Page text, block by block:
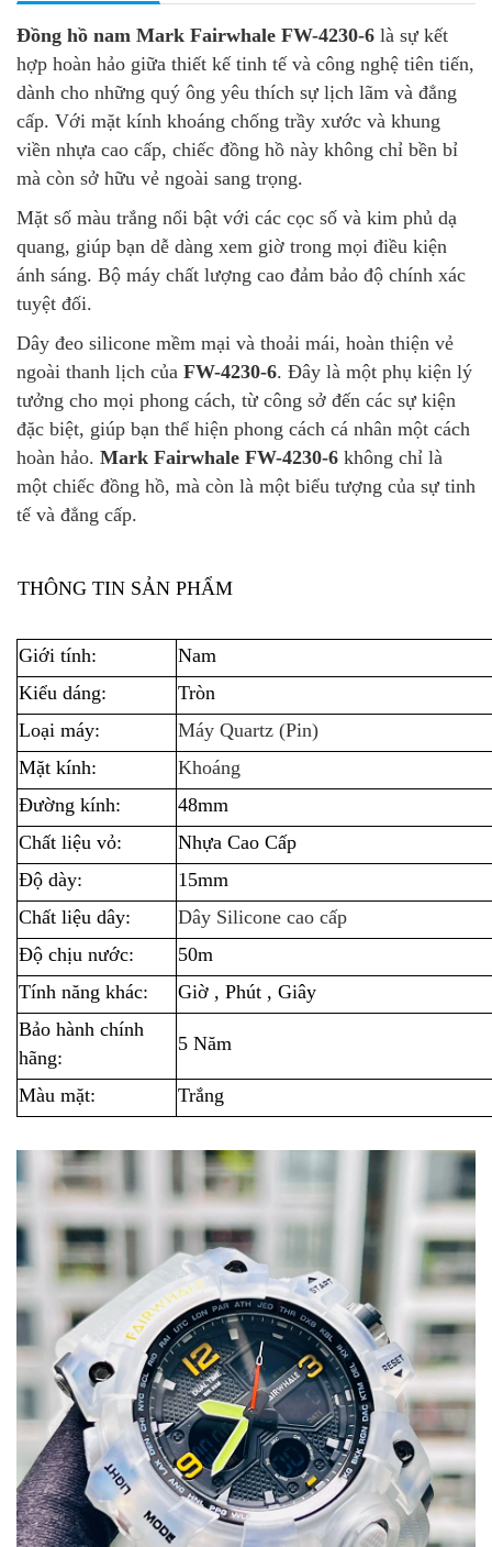
Đồng hồ nam Mark Fairwhale FW-4230-6 là sự kết
hợp hoàn hảo giữa thiết kế tinh tế và công nghệ tiên tiến,
dành cho những quý ông yêu thích sự lịch lãm và đẳng
cấp. Với mặt kính khoáng chống trầy xước và khung
viền nhựa cao cấp, chiếc đồng hồ này không chỉ bền bỉ
mà còn sở hữu vẻ ngoài sang trọng.
Mặt số màu trắng nổi bật với các cọc số và kim phủ dạ
quang, giúp bạn dễ dàng xem giờ trong mọi điều kiện
ánh sáng. Bộ máy chất lượng cao đảm bảo độ chính xác
tuyệt đối.
Dây đeo silicone mềm mại và thoải mái, hoàn thiện vẻ
ngoài thanh lịch của FW-4230-6. Đây là một phụ kiện lý
tưởng cho mọi phong cách, từ công sở đến các sự kiện
đặc biệt, giúp bạn thể hiện phong cách cá nhân một cách
hoàn hảo. Mark Fairwhale FW-4230-6 không chỉ là
một chiếc đồng hồ, mà còn là một biểu tượng của sự tinh
tế và đẳng cấp.
THÔNG TIN SẢN PHẨM
Giới tính:
Nam
Kiểu dáng:
Tròn
Loại máy:
Máy Quartz (Pin)
Mặt kính:
Khoáng
Đường kính:
48mm
Chất liệu vỏ:
Nhựa Cao Cấp
Độ dày:
15mm
Chất liệu dây:
Dây Silicone cao cấp
Độ chịu nước:
50m
Tính năng khác:
Giờ , Phút , Giây
Bảo hành chính
hãng:
5 Năm
Màu mặt: Trắng